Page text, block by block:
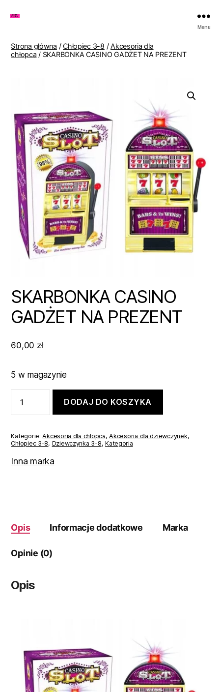
Lenki
Menu
Strona główna /Chłopiec 3-8 /Akcesoria dla
chłopca / SKARBONKA CASINO GADŻET NA PREZENT
SKARBONKA CASINO
GADŻET NA PREZENT
60,00 zł
5 w magazynie
SKARBONKA
CASINO
NA
PREZENT
DODAJ DO KOSZYKA
Kategorie:Akcesoria dla chłopca,Akcesoria dla dziewczynek,
Chłopiec 3-8, Dziewczynka 3-8,Kategoria
Inna marka
Opis Informacje dodatkowe Marka
Opinie (0)
Opis